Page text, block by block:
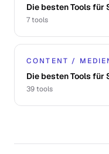
Die besten Tools für
7tools
CONTENT /
Die besten Tools für
39tools